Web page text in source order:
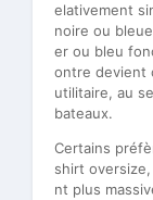
elativement
noire ou
er ou bleu
ontre devient
utilitaire, au
bateaux.
Certains
shirt
nt plus